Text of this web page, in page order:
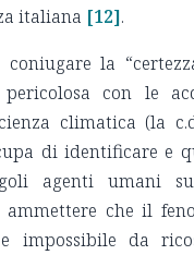
italiana [12].
la
pericolosa con le
climatica (la
di identificare e
agenti umani
che il
impossibile da